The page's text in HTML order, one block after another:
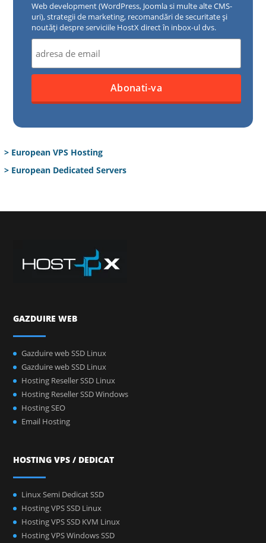
Web development (WordPress, Joomla si multe alte CMS-
uri), strategii de marketing, recomandări de securitate și
noutăți despre serviciile HostX direct în inbox-ul dvs.
> European VPS Hosting
> European Dedicated Servers
GAZDUIRE WEB
Gazduire web SSD Linux
Gazduire web SSD Linux
Hosting Reseller SSD Linux
Hosting Reseller SSD Windows
Hosting SEO
Email Hosting
HOSTING VPS / DEDICAT
Linux Semi Dedicat SSD
Hosting VPS SSD Linux
Hosting VPS SSD KVM Linux
Hosting VPS Windows SSD